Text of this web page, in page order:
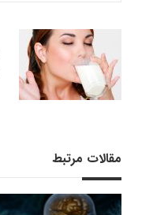
مقالات مرتبط